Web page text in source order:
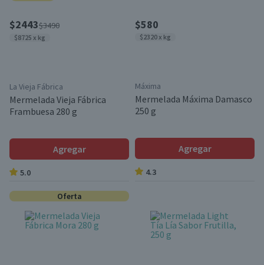
$2443$3490
$8725 x kg
La Vieja Fábrica
Mermelada Vieja Fábrica
Frambuesa 280 g
Agregar
5.0
$580
$2320 x kg
Máxima
Mermelada Máxima Damasco
250 g
Agregar
4.3
Oferta